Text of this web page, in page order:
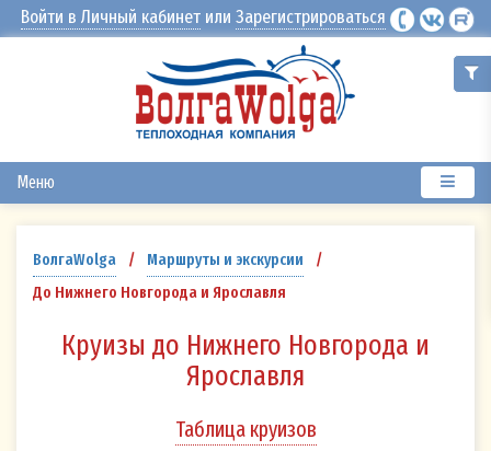
Войти в Личный кабинет или Зарегистрироваться
Меню
ВолгаWolga / Маршруты и экскурсии
/
До Нижнего Новгорода и Ярославля
Круизы до Нижнего Новгорода и
Ярославля
Таблица круизов